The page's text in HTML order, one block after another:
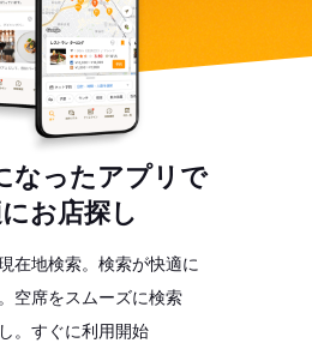
なったアプリで
お店探し
在地検索。検索が快適に
空席をスムーズに検索
。すぐに利用開始